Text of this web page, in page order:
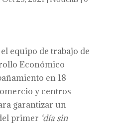
equipo de trabajo de
Económico
en 18
y centros
garantizar un
primer ‘día sin